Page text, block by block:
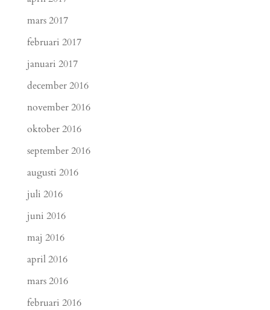
mars 2017
februari 2017
januari 2017
december 2016
november 2016
oktober 2016
september 2016
augusti 2016
juli 2016
juni 2016
maj 2016
april 2016
mars 2016
februari 2016